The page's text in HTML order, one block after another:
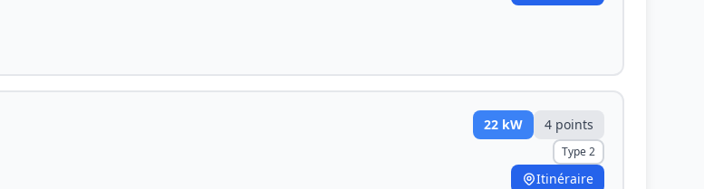
22 kW 4 points
Type 2
Itinéraire